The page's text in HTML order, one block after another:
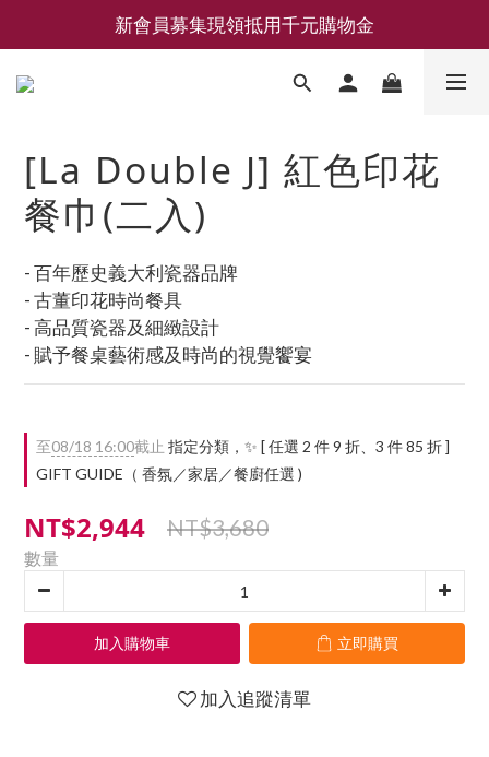
新會員募集現領抵用千元購物金
新會員募集現領抵用千元購物金
LEMAIRE 經典可頌包 NEW ARRIVAL
新會員募集現領抵用千元購物金
[La Double J] 紅色印花
餐巾(二入)
- 百年歷史義大利瓷器品牌
- 古董印花時尚餐具
- 高品質瓷器及細緻設計
- 賦予餐桌藝術感及時尚的視覺饗宴
至08/18 16:00截止 指定分類，✨ [ 任選 2 件 9 折、3 件 85 折 ]
GIFT GUIDE（ 香氛／家居／餐廚任選 )
NT$2,944 NT$3,680
數量
加入購物車 立即購買
加入追蹤清單